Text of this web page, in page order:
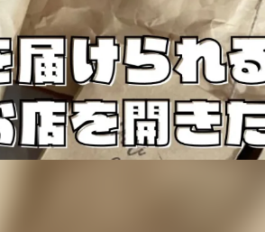
CAMPFIRE for
CAMPFIREふるさ